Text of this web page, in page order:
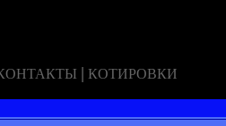
| КОТИРОВКИ